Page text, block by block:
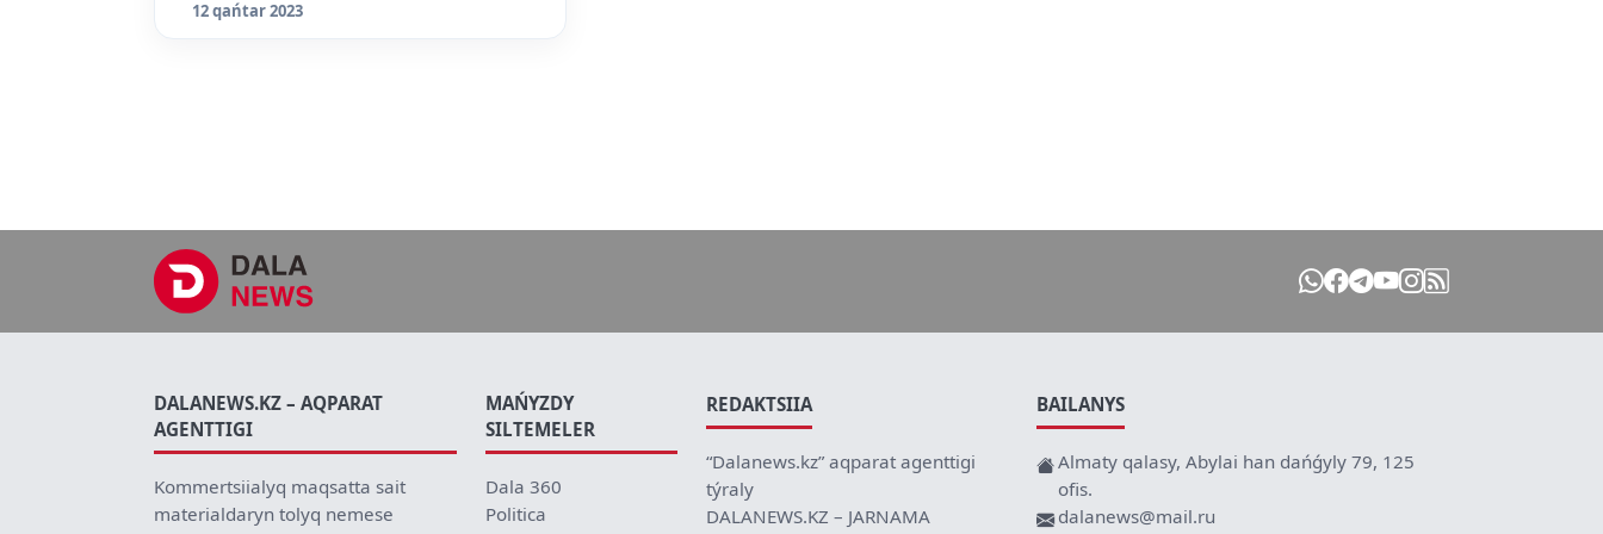
12 qańtar 2023
DALANEWS.KZ – AQPARAT
AGENTTIGI
Kommertsiialyq maqsatta sait
materialdaryn tolyq nemese
MAŃYZDY
SILTEMELER
Dala 360
Politica
REDAKTSIIA
“Dalanews.kz” aqparat agenttigi
týraly
DALANEWS.KZ – JARNAMA
BAILANYS
Almaty qalasy, Abylai han dańǵyly 79, 125
ofis.
dalanews@mail.ru